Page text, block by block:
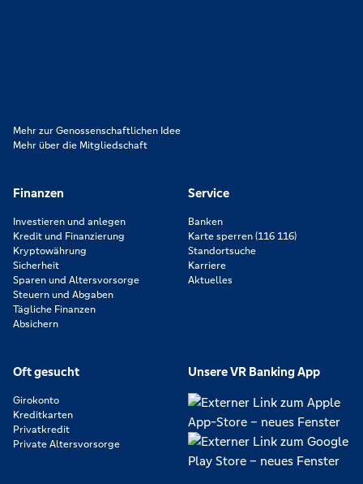
Mehr zur Genossenschaftlichen Idee
Mehr über die Mitgliedschaft
Finanzen
Investieren und anlegen
Kredit und Finanzierung
Kryptowährung
Sicherheit
Sparen und Altersvorsorge
Steuern und Abgaben
Tägliche Finanzen
Absichern
Service
Banken
Karte sperren (116 116)
Standortsuche
Karriere
Aktuelles
Oft gesucht
Girokonto
Kreditkarten
Privatkredit
Private Altersvorsorge
Unsere VR Banking App